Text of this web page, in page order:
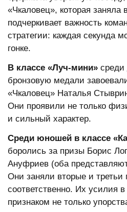
«Чкаловец», которая заняла
подчеркивает важность
стратегии: каждая секунда
гонке.
В классе «Луч-мини» среди
бронзовую медали
«Чкаловец» Наталья
Они проявили не только
и сильный характер.
Среди юношей в классе
боролись за призы Борис
Ануфриев (оба
Они заняли вторые и третьи
соответственно. Их усилия
признаком не только